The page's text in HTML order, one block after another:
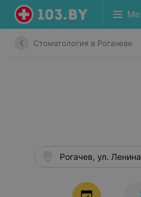
Стоматология в Рогачеве
Рогачев, ул.